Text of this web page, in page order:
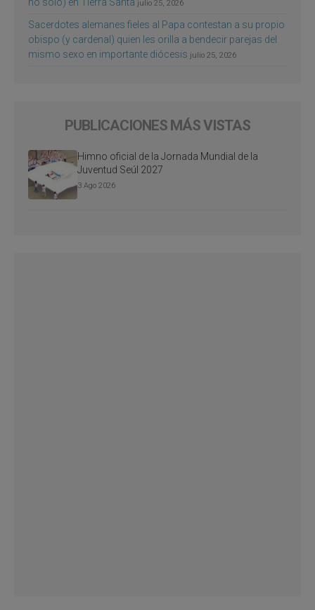
julio 25, 2026
Sacerdotes alemanes fieles al Papa contestan a su propio
obispo (y cardenal) quien les orilla a bendecir parejas del
mismo sexo en importante diócesis julio 25, 2026
PUBLICACIONES MÁS VISTAS
Himno oficial de la Jornada Mundial de la
Juventud Seúl 2027
3 Ago 2026